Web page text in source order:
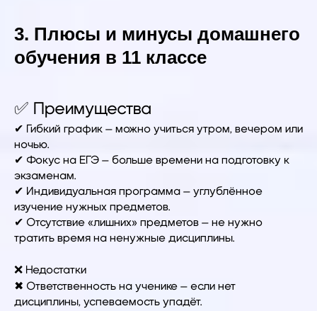
3. Плюсы и минусы домашнего
обучения в 11 классе
✅ Преимущества
✔ Гибкий график – можно учиться утром, вечером или
ночью.
✔ Фокус на ЕГЭ – больше времени на подготовку к
экзаменам.
✔ Индивидуальная программа – углублённое
изучение нужных предметов.
✔ Отсутствие «лишних» предметов – не нужно
тратить время на ненужные дисциплины.
❌ Недостатки
✖ Ответственность на ученике – если нет
дисциплины, успеваемость упадёт.